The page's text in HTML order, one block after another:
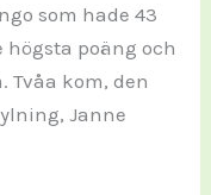
som hade 43
högsta poäng och
Tvåa kom, den
Janne